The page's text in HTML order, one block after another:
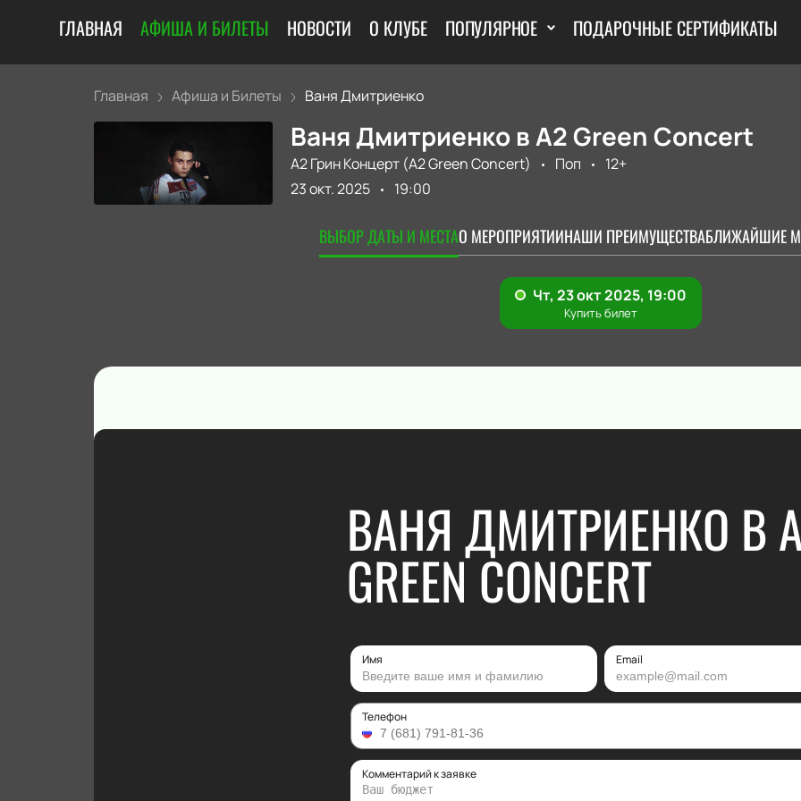
ГЛАВНАЯ АФИША И БИЛЕТЫ НОВОСТИ О КЛУБЕ ПОПУЛЯРНОЕ ПОДАРОЧНЫЕ СЕРТИФИКАТЫ
Главная Афиша и Билеты Ваня Дмитриенко
Ваня Дмитриенко в А2 Green Concert
А2 Грин Концерт (A2 Green Concert) Поп
12+
23 окт. 2025
19:00
ВЫБОР ДАТЫ И МЕСТАО МЕРОПРИЯТИИНАШИ ПРЕИМУЩЕСТВАБЛИЖАЙШИЕ
ВАНЯ ДМИТРИЕНКО В
GREEN CONCERT
Имя Email
Телефон
Комментарий к заявке